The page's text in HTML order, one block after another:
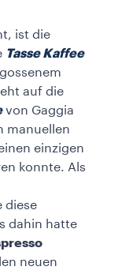
ist die
Tasse Kaffee
auf die
von Gaggia
manuellen
einzigen
konnte. Als
diese
dahin hatte
neuen